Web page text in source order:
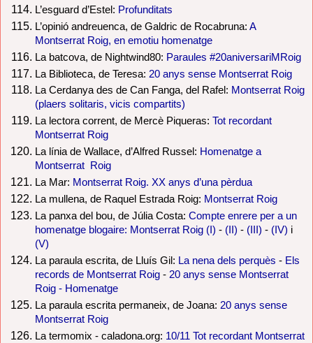
L’esguard d’Estel: Profunditats
L’opinió andreuenca, de Galdric de Rocabruna: A
Montserrat Roig, en emotiu homenatge
La batcova, de Nightwind80: Paraules #20aniversariMRoig
La Biblioteca, de Teresa: 20 anys sense Montserrat Roig
La Cerdanya des de Can Fanga, del Rafel: Montserrat Roig
(plaers solitaris, vicis compartits)
La lectora corrent, de Mercè Piqueras: Tot recordant
Montserrat Roig
La línia de Wallace, d’Alfred Russel: Homenatge a
Montserrat Roig
La Mar: Montserrat Roig. XX anys d’una pèrdua
La mullena, de Raquel Estrada Roig: Montserrat Roig
La panxa del bou, de Júlia Costa: Compte enrere per a un
homenatge blogaire: Montserrat Roig (I) - (II) - (III) - (IV) i
(V)
La paraula escrita, de Lluís Gil: La nena dels perquès - Els
records de Montserrat Roig - 20 anys sense Montserrat
Roig - Homenatge
La paraula escrita permaneix, de Joana: 20 anys sense
Montserrat Roig
La termomix - caladona.org: 10/11 Tot recordant Montserrat